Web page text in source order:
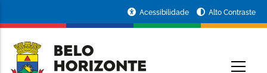
conteúdo
principal
da
Prefeitura
Acessibilidade Alto Contraste